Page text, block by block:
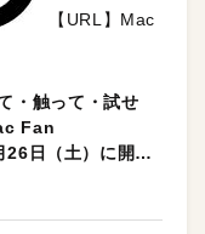
【URL】Mac
・触って・試せ
Fan
日（土）に開催